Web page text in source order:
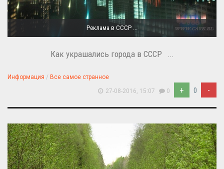
Реклама в СССР ...
Как украшались города в СССР ...
Информация / Все самое странное
27-08-2016, 15:07
0 + 0 -